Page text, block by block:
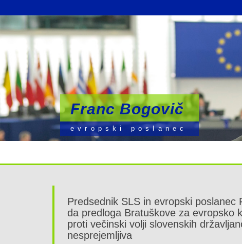
Franc Bogovič
evropski poslanec
Franc Bogovič
evropski poslanec
Franc Bogovič
evropski poslanec
Predsednik SLS in evropski poslanec
da predloga Bratuškove za evropsko
proti večinski volji slovenskih
nesprejemljiva